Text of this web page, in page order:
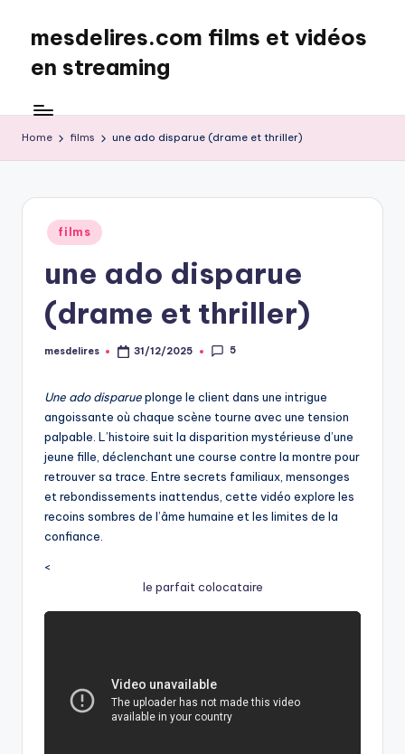
content
mesdelires.com films et vidéos
en streaming
:
film
et
complet
français
Home films une ado disparue (drame et thriller)
Posted
in
films
une ado disparue
(drame et thriller)
Posted
mesdelires 31/12/2025 5
Une ado disparueplonge le client dans une intrigue
angoissante où chaque scène tourne avec une tension
palpable. L’histoire suit la disparition mystérieuse d’une
jeune fille, déclenchant une course contre la montre pour
retrouver sa trace. Entre secrets familiaux, mensonges
et rebondissements inattendus, cette vidéo explore les
recoins sombres de l’âme humaine et les limites de la
confiance.
<
le parfait colocataire